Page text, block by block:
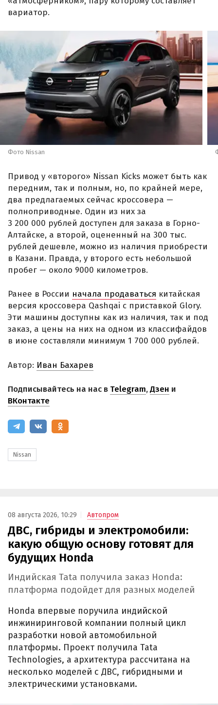
вариатор.
Фото Nissan
Привод у «второго» Nissan Kicks может быть как
передним, так и полным, но, по крайней мере,
два предлагаемых сейчас кроссовера —
полноприводные. Один из них за
3 200 000 рублей доступен для заказа в Горно-
Алтайске, а второй, оцененный на 300 тыс.
рублей дешевле, можно из наличия приобрести
в Казани. Правда, у второго есть небольшой
пробег — около 9000 километров.
Ранее в России начала продаваться китайская
версия кроссовера Qashqai с приставкой Glory.
Эти машины доступны как из наличия, так и под
заказ, а цены на них на одном из классифайдов
в июне составляли минимум 1 700 000 рублей.
Автор: Иван Бахарев
Подписывайтесь на нас в Telegram,Дзен и
ВКонтакте
Nissan
08 августа 2026, 10:29 Автопром
ДВС, гибриды и электромобили:
какую общую основу готовят для
будущих Honda
Индийская Tata получила заказ Honda:
платформа подойдет для разных моделей
Honda впервые поручила индийской
инжиниринговой компании полный цикл
разработки новой автомобильной
платформы. Проект получила Tata
Technologies, а архитектура рассчитана на
несколько моделей с ДВС, гибридными и
электрическими установками.